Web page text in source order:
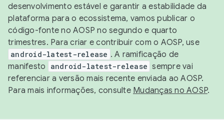
desenvolvimento estável e garantir a estabilidade da
plataforma para o ecossistema, vamos publicar o
código-fonte no AOSP no segundo e quarto
trimestres. Para criar e contribuir com o AOSP, use
android-latest-release . A ramificação de
manifesto
android-latest-release sempre vai
referenciar a versão mais recente enviada ao AOSP.
Para mais informações, consulte Mudanças no AOSP.